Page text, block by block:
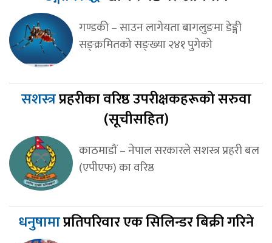
गण्डकी – साउन लागेयता बागलुङमा डेङ्गी
सङ्क्रमितको सङ्ख्या २४१ पुगेको
सशस्त्रप्रहरीका वरिष्ठ उपरीक्षकहरूको सरुवा
(सूचीसहित)
काठमाडौं – नेपाल सरकारले सशस्त्र प्रहरी बल
(एपीएफ) का वरिष्ठ
धनुषामाप्रतिपरिवार एक सिलिन्डर बिक्री गरिने